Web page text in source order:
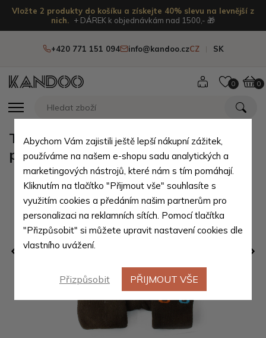
Vložte 2 produkty do košíku a získejte 40% slevu na levnější z
nich.
+ DÁREK k objednávkám nad 1500,- 🎁
+420 771 151 094 info@kandoo.czCZ SK
0 0
Tmavě hnědé chlapecké froté
punčochy Marios - velikost - 62/68
Abychom Vám zajistili ještě lepší nákupní zážitek,
používáme na našem e-shopu sadu analytických a
marketingových nástrojů, které nám s tím pomáhají.
Kliknutím na tlačítko "Přijmout vše" souhlasíte s
využitím cookies a předáním našim partnerům pro
personalizaci na reklamních sítích. Pomocí tlačítka
"Přizpůsobit" si můžete upravit nastavení cookies dle
vlastního uvážení.
Přizpůsobit PŘIJMOUT VŠE